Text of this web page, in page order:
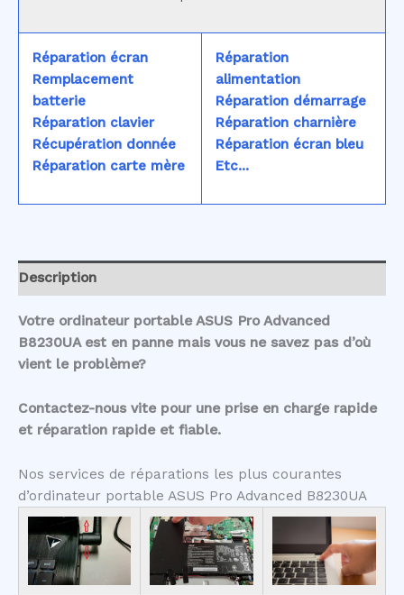
Réparation écran
Remplacement
batterie
Réparation clavier
Récupération donnée
Réparation carte mère
Réparation
alimentation
Réparation démarrage
Réparation charnière
Réparation écran bleu
Etc...
Description
Votre ordinateur portable ASUS Pro Advanced
B8230UA est en panne mais vous ne savez pas d’où
vient le problème?
Contactez-nous vite pour une prise en charge rapide
et réparation rapide et fiable.
Nos services de réparations les plus courantes
d’ordinateur portable ASUS Pro Advanced B8230UA